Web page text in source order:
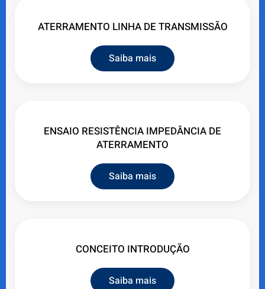
ATERRAMENTO LINHA DE TRANSMISSÃO
Saiba mais
ENSAIO RESISTÊNCIA IMPEDÂNCIA DE
ATERRAMENTO
Saiba mais
CONCEITO INTRODUÇÃO
Saiba mais